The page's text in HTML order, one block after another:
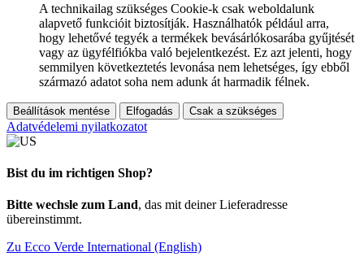
A technikailag szükséges Cookie-k csak weboldalunk
alapvető funkcióit biztosítják. Használhatók például arra,
hogy lehetővé tegyék a termékek bevásárlókosarába gyűjtését
vagy az ügyfélfiókba való bejelentkezést. Ez azt jelenti, hogy
semmilyen következtetés levonása nem lehetséges, így ebből
származó adatot soha nem adunk át harmadik félnek.
Beállítások mentése Elfogadás Csak a szükséges
Adatvédelemi nyilatkozatot
Bist du im richtigen Shop?
Bitte wechsle zum Land, das mit deiner Lieferadresse
übereinstimmt.
Zu Ecco Verde International (English)